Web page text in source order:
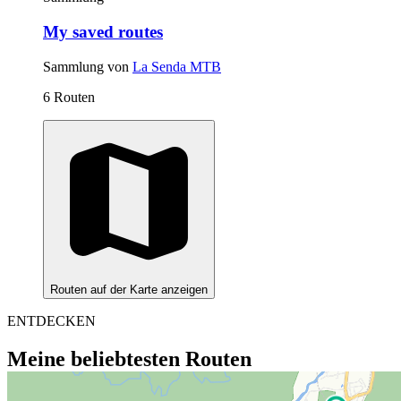
My saved routes
Sammlung von La Senda MTB
6 Routen
Routen auf der Karte anzeigen
ENTDECKEN
Meine beliebtesten Routen